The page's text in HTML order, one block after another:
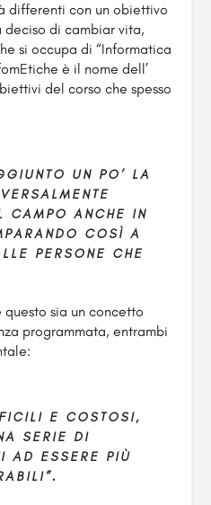
differenti con un obiettivo
deciso di cambiar vita,
si occupa di “Informatica
è il nome dell’
del corso che spesso
UN PO’ LA
CAMPO ANCHE IN
COSÌ A
PERSONE CHE
sia un concetto
programmata, entrambi
E COSTOSI,
SERIE DI
AD ESSERE PIÙ
.